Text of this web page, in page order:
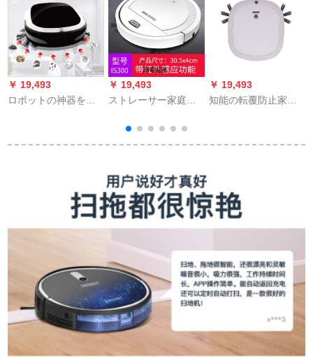
￥ 19,493
ロボットの神器を掃
家の知能の電気の掃
￥ 19,493
ストレーサー家庭用
三合一拭き掃除機の
怠惰者が神器の白赤
します。
￥ 19,493
知能の転覆防止家庭
神器の白をさす。